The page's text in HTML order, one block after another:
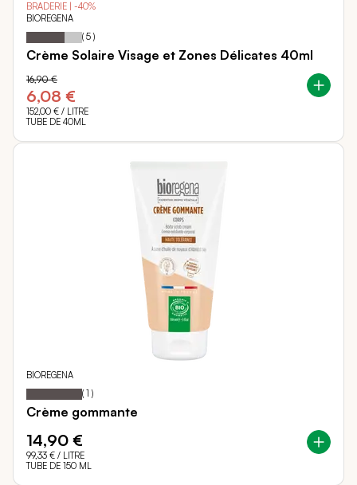
BRADERIE | -40%
BIOREGENA
Notation: 68
% of
( 5 )
Crème Solaire Visage et Zones Délicates 40ml
6,08 €
16,90 €
152,00 € / LITRE
TUBE DE 40ML
BIOREGENA
Notation: 100
% of
( 1 )
Crème gommante
14,90 €
99,33 € / LITRE
TUBE DE 150 ML